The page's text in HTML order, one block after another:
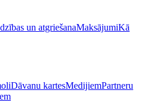
un atgriešanaMaksājumiKā
Dāvanu kartesMedijiemPartneru